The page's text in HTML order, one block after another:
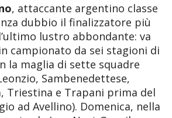
, attaccante argentino classe
dubbio il finalizzatore più
lustro abbondante: va
campionato da sei stagioni di
la maglia di sette squadre
Sambenedettese,
Triestina e Trapani prima del
ad Avellino). Domenica, nella